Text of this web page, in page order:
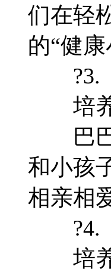
们在轻
的“健康
?3.《
培养
巴巴
和小孩
相亲相
?4.《
培养